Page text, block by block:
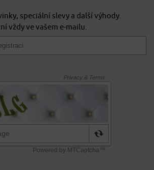
speciální slevy a další výhody.
vždy ve vašem e-mailu.